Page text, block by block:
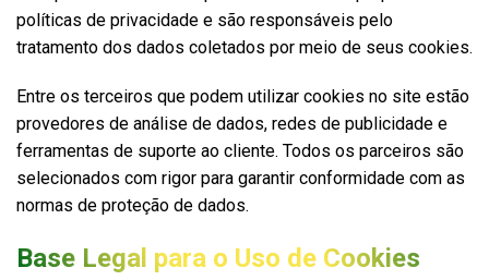
políticas de privacidade e são responsáveis pelo
tratamento dos dados coletados por meio de seus cookies.
Entre os terceiros que podem utilizar cookies no site estão
provedores de análise de dados, redes de publicidade e
ferramentas de suporte ao cliente. Todos os parceiros são
selecionados com rigor para garantir conformidade com as
normas de proteção de dados.
Base Legal para o Uso de Cookies